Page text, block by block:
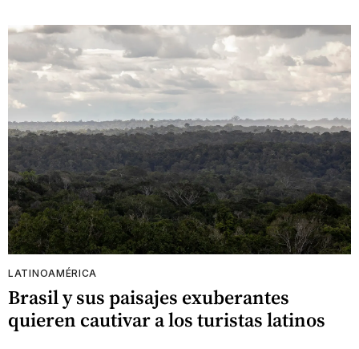
LATINOAMÉRICA
Brasil y sus paisajes exuberantes
quieren cautivar a los turistas latinos